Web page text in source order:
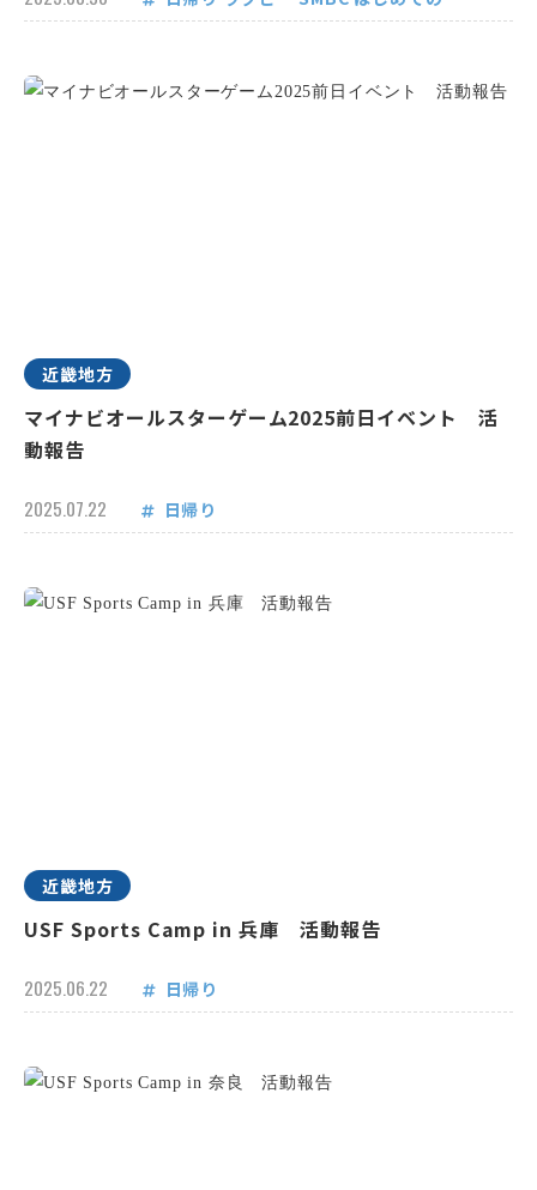
近畿地方
マイナビオールスターゲーム2025前日イベント 活
動報告
2025.07.22 日帰り
近畿地方
USF Sports Camp in 兵庫 活動報告
2025.06.22 日帰り